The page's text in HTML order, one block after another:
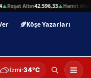
Reşat Altın42.596,33▲Hamit Altın
Köşe Yazarları
İzmir34°C